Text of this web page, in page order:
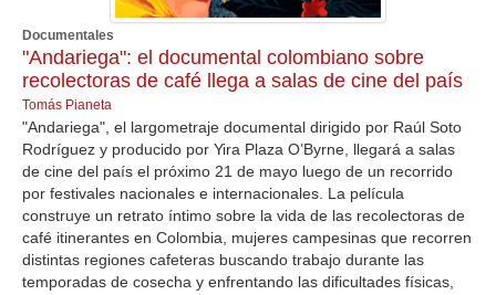
Documentales
"Andariega": el documental colombiano sobre
recolectoras de café llega a salas de cine del país
Tomás Pianeta
"Andariega", el largometraje documental dirigido por Raúl Soto
Rodríguez y producido por Yira Plaza O’Byrne, llegará a salas
de cine del país el próximo 21 de mayo luego de un recorrido
por festivales nacionales e internacionales. La película
construye un retrato íntimo sobre la vida de las recolectoras de
café itinerantes en Colombia, mujeres campesinas que recorren
distintas regiones cafeteras buscando trabajo durante las
temporadas de cosecha y enfrentando las dificultades físicas,